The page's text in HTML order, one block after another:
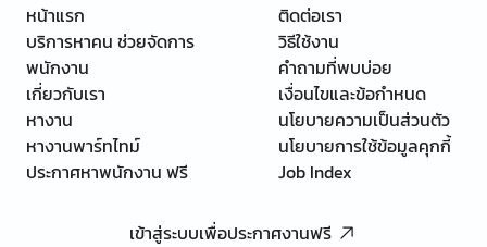
หน้าแรก
บริการหาคน ช่วยจัดการ
พนักงาน
เกี่ยวกับเรา
หางาน
หางานพาร์ทไทม์
ประกาศหาพนักงาน ฟรี
ติดต่อเรา
วิธีใช้งาน
คำถามที่พบบ่อย
เงื่อนไขและข้อกำหนด
นโยบายความเป็นส่วนตัว
นโยบายการใช้ข้อมูลคุกกี้
Job Index
เข้าสู่ระบบเพื่อประกาศงานฟรี